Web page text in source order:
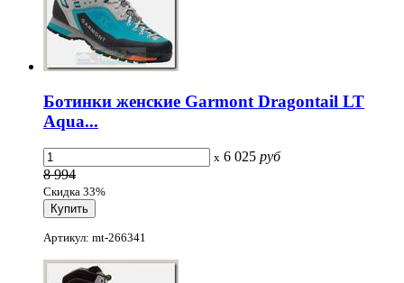
Ботинки женские Garmont Dragontail LT
Aqua...
x 6 025 руб
8 994
Скидка 33%
Артикул: mt-266341